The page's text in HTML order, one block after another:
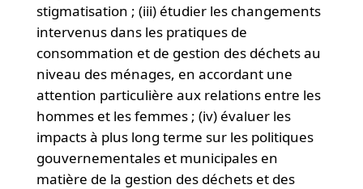
stigmatisation ; (iii) étudier les changements
intervenus dans les pratiques de
consommation et de gestion des déchets au
niveau des ménages, en accordant une
attention particulière aux relations entre les
hommes et les femmes ; (iv) évaluer les
impacts à plus long terme sur les politiques
gouvernementales et municipales en
matière de la gestion des déchets et des